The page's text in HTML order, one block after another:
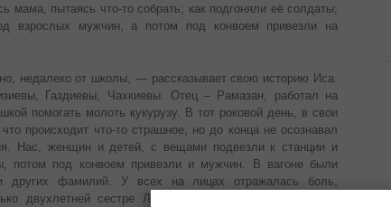
мама, пытаясь что-то собрать; как подгоняли её солдаты;
взрослых мужчин, а потом под конвоем привезли на
недалеко от школы, — рассказывает свою историю Иса.
Газдиевы, Чахкиевы. Отец – Рамазан, работал на
помогать молоть кукурузу. В тот роковой день, в свои
происходит что-то страшное, но до конца не осознавал
Нас, женщин и детей, с вещами подвезли к станции и
потом под конвоем привезли и мужчин. В вагоне были
других фамилий. У всех на лицах отражалась боль,
двухлетней сестре Лизе было все нипочем. Она не